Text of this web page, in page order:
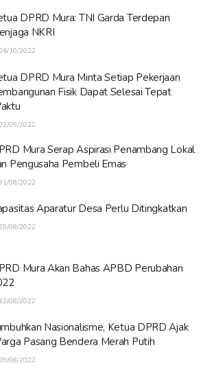
DPRD Mura: TNI Garda Terdepan
NKRI
10/2022
DPRD Mura Minta Setiap Pekerjaan
Fisik Dapat Selesai Tepat
09/2022
Mura Serap Aspirasi Penambang Lokal
Pengusaha Pembeli Emas
08/2022
Aparatur Desa Perlu Ditingkatkan
29/08/2022
Mura Akan Bahas APBD Perubahan
12/08/2022
Nasionalisme, Ketua DPRD Ajak
Pasang Bendera Merah Putih
08/2022